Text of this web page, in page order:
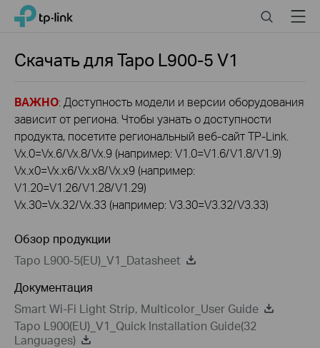
Click
navigation
TP-Link, Reliably Smart SearchMenu
Скачать дляTapo L900-5V1
ВАЖНО: Доступность модели и версии оборудования
зависит от региона. Чтобы узнать о доступности
продукта, посетите региональный веб-сайт TP-Link.
Vx.0=Vx.6/Vx.8/Vx.9 (например: V1.0=V1.6/V1.8/V1.9)
Vx.x0=Vx.x6/Vx.x8/Vx.x9 (например:
V1.20=V1.26/V1.28/V1.29)
Vx.30=Vx.32/Vx.33 (например: V3.30=V3.32/V3.33)
Обзор продукции
Tapo L900-5(EU)_V1_Datasheet
Документация
Smart Wi-Fi Light Strip, Multicolor_User Guide
Tapo L900(EU)_V1_Quick Installation Guide(32
Languages)